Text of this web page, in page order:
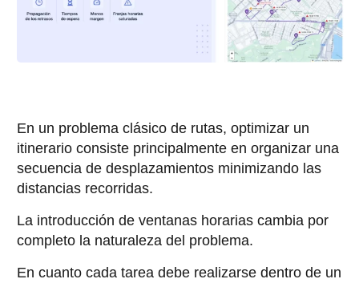
En un problema clásico de rutas, optimizar un
itinerario consiste principalmente en organizar una
secuencia de desplazamientos minimizando las
distancias recorridas.
La introducción de ventanas horarias cambia por
completo la naturaleza del problema.
En cuanto cada tarea debe realizarse dentro de un